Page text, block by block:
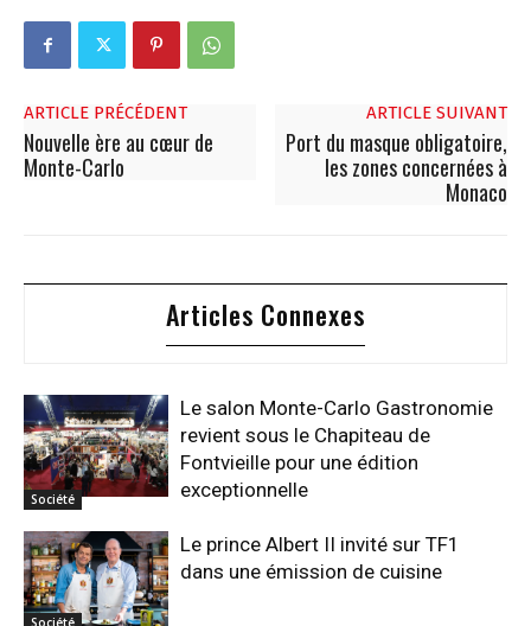
ARTICLE PRÉCÉDENT
Nouvelle ère au cœur de
Monte-Carlo
ARTICLE SUIVANT
Port du masque obligatoire,
les zones concernées à
Monaco
Articles Connexes
Société
Le salon Monte-Carlo Gastronomie
revient sous le Chapiteau de
Fontvieille pour une édition
exceptionnelle
Société
Le prince Albert II invité sur TF1
dans une émission de cuisine